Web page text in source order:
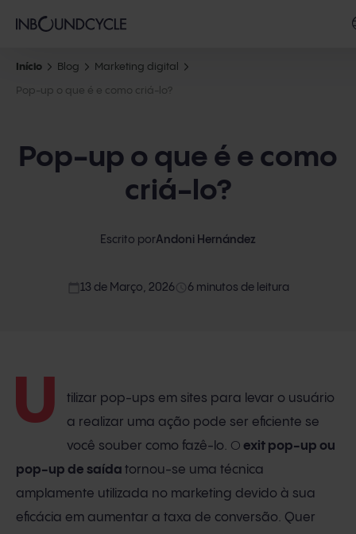
Início Blog Marketing digital
Pop-up o que é e como criá-lo?
Pop-up o que é e como
criá-lo?
Escrito porAndoni Hernández
access_time 6 minutos de leitura
13 de Março, 2026
U
tilizar pop-ups em sites para levar o usuário
a realizar uma ação pode ser eficiente se
você souber como fazê-lo. O exit pop-up ou
pop-up de saída tornou-se uma técnica
amplamente utilizada no marketing devido à sua
eficácia em aumentar a taxa de conversão. Quer